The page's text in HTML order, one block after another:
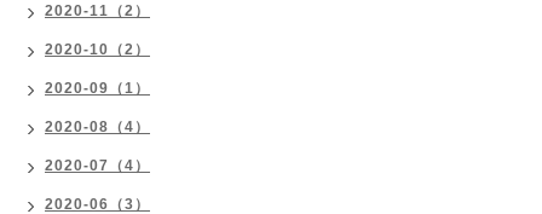
2020-11（2）
2020-10（2）
2020-09（1）
2020-08（4）
2020-07（4）
2020-06（3）